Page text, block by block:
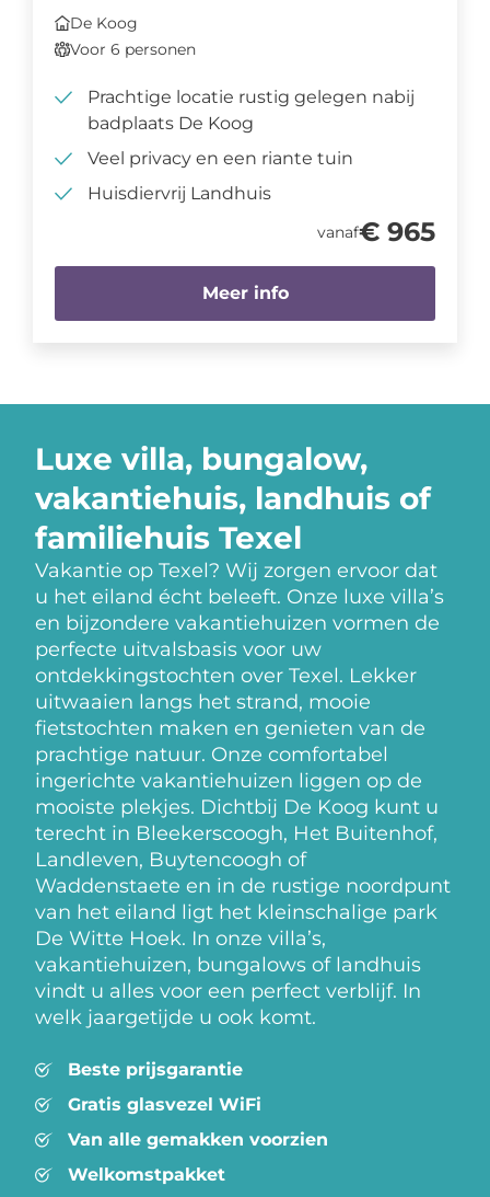
De Koog
Voor 6 personen
Prachtige locatie rustig gelegen nabij
badplaats De Koog
Veel privacy en een riante tuin
Huisdiervrij Landhuis
vanaf€ 965
Meer info
Luxe villa, bungalow,
vakantiehuis, landhuis of
familiehuis Texel
Vakantie op Texel? Wij zorgen ervoor dat
u het eiland écht beleeft. Onze luxe villa’s
en bijzondere vakantiehuizen vormen de
perfecte uitvalsbasis voor uw
ontdekkingstochten over Texel. Lekker
uitwaaien langs het strand, mooie
fietstochten maken en genieten van de
prachtige natuur. Onze comfortabel
ingerichte vakantiehuizen liggen op de
mooiste plekjes. Dichtbij De Koog kunt u
terecht in Bleekerscoogh, Het Buitenhof,
Landleven, Buytencoogh of
Waddenstaete en in de rustige noordpunt
van het eiland ligt het kleinschalige park
De Witte Hoek. In onze villa’s,
vakantiehuizen, bungalows of landhuis
vindt u alles voor een perfect verblijf. In
welk jaargetijde u ook komt.
Beste prijsgarantie
Gratis glasvezel WiFi
Van alle gemakken voorzien
Welkomstpakket